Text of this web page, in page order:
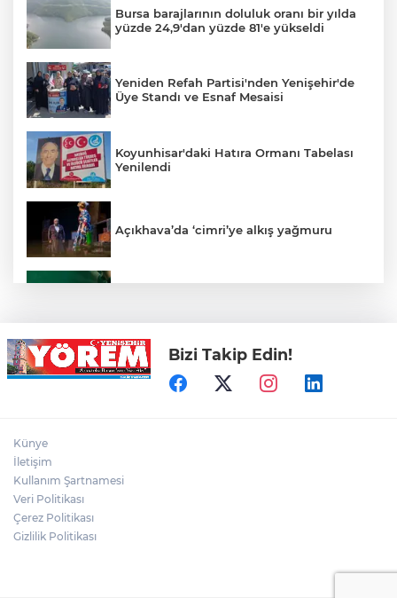
Bursa barajlarının doluluk oranı bir yılda
yüzde 24,9'dan yüzde 81'e yükseldi
Yeniden Refah Partisi'nden Yenişehir'de
Üye Standı ve Esnaf Mesaisi
Koyunhisar'daki Hatıra Ormanı Tabelası
Yenilendi
Açıkhava’da ‘cimri’ye alkış yağmuru
Bursaspor, Muhammet Zeki Dursun'un
Boluspor'a Kiraladı
Bizi Takip Edin!
Künye
İletişim
Kullanım Şartnamesi
Veri Politikası
Çerez Politikası
Gizlilik Politikası